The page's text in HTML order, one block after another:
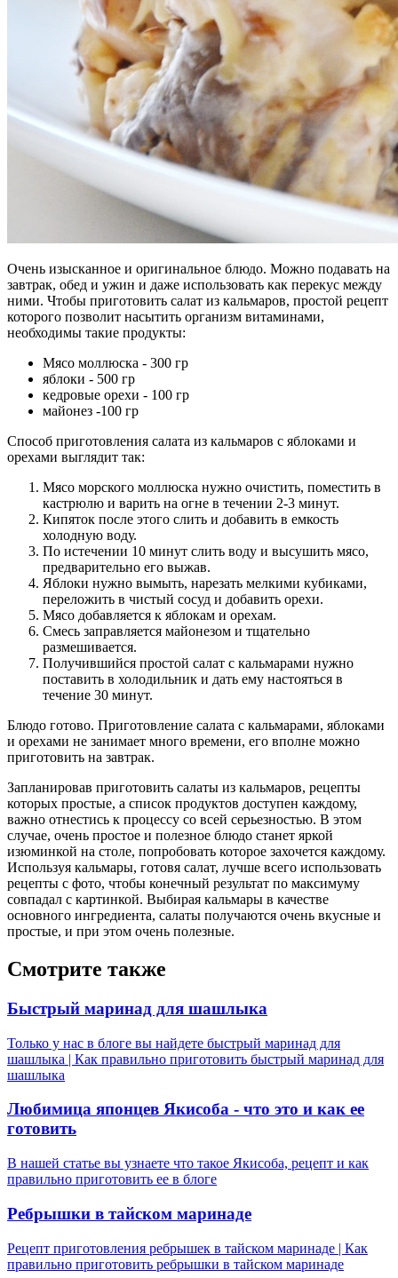
Очень изысканное и оригинальное блюдо. Можно подавать на
завтрак, обед и ужин и даже использовать как перекус между
ними. Чтобы приготовить салат из кальмаров, простой рецепт
которого позволит насытить организм витаминами,
необходимы такие продукты:
Мясо моллюска - 300 гр
яблоки - 500 гр
кедровые орехи - 100 гр
майонез -100 гр
Способ приготовления салата из кальмаров с яблоками и
орехами выглядит так:
Мясо морского моллюска нужно очистить, поместить в
кастрюлю и варить на огне в течении 2-3 минут.
Кипяток после этого слить и добавить в емкость
холодную воду.
По истечении 10 минут слить воду и высушить мясо,
предварительно его выжав.
Яблоки нужно вымыть, нарезать мелкими кубиками,
переложить в чистый сосуд и добавить орехи.
Мясо добавляется к яблокам и орехам.
Смесь заправляется майонезом и тщательно
размешивается.
Получившийся простой салат с кальмарами нужно
поставить в холодильник и дать ему настояться в
течение 30 минут.
Блюдо готово. Приготовление салата с кальмарами, яблоками
и орехами не занимает много времени, его вполне можно
приготовить на завтрак.
Запланировав приготовить салаты из кальмаров, рецепты
которых простые, а список продуктов доступен каждому,
важно отнестись к процессу со всей серьезностью. В этом
случае, очень простое и полезное блюдо станет яркой
изюминкой на столе, попробовать которое захочется каждому.
Используя кальмары, готовя салат, лучше всего использовать
рецепты с фото, чтобы конечный результат по максимуму
совпадал с картинкой. Выбирая кальмары в качестве
основного ингредиента, салаты получаются очень вкусные и
простые, и при этом очень полезные.
Смотрите также
Быстрый маринад для шашлыка
Только у нас в блоге вы найдете быстрый маринад для
шашлыка | Как правильно приготовить быстрый маринад для
шашлыка
Любимица японцев Якисоба - что это и как ее
готовить
В нашей статье вы узнаете что такое Якисоба, рецепт и как
правильно приготовить ее в блоге
Ребрышки в тайском маринаде
Рецепт приготовления ребрышек в тайском маринаде | Как
правильно приготовить ребрышки в тайском маринаде